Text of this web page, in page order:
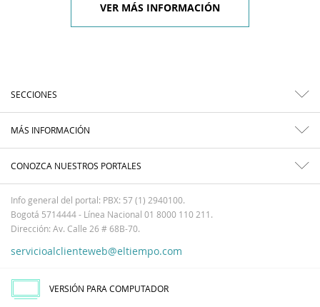
VER MÁS INFORMACIÓN
SECCIONES
MÁS INFORMACIÓN
CONOZCA NUESTROS PORTALES
Info general del portal: PBX: 57 (1) 2940100.
Bogotá 5714444 - Línea Nacional 01 8000 110 211.
Dirección: Av. Calle 26 # 68B-70.
servicioalclienteweb@eltiempo.com
VERSIÓN PARA COMPUTADOR